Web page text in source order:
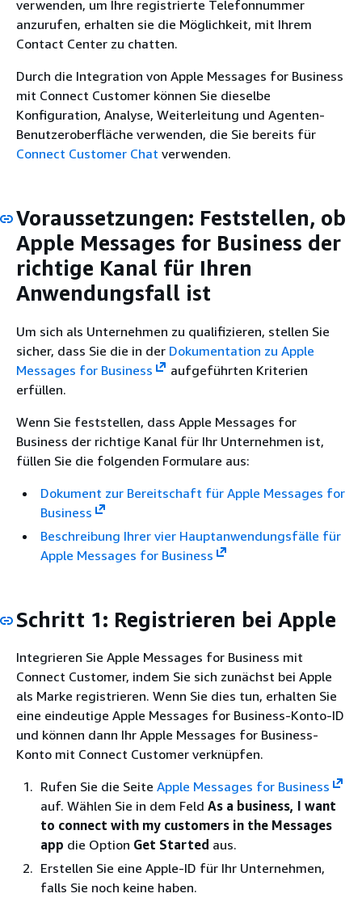
verwenden, um Ihre registrierte Telefonnummer
anzurufen, erhalten sie die Möglichkeit, mit Ihrem
Contact Center zu chatten.
Durch die Integration von Apple Messages for Business
mit Connect Customer können Sie dieselbe
Konfiguration, Analyse, Weiterleitung und Agenten-
Benutzeroberfläche verwenden, die Sie bereits für
Connect Customer Chat verwenden.
Voraussetzungen: Feststellen, ob
Apple Messages for Business der
richtige Kanal für Ihren
Anwendungsfall ist
Um sich als Unternehmen zu qualifizieren, stellen Sie
sicher, dass Sie die in der Dokumentation zu Apple
Messages for Business
aufgeführten Kriterien
erfüllen.
Wenn Sie feststellen, dass Apple Messages for
Business der richtige Kanal für Ihr Unternehmen ist,
füllen Sie die folgenden Formulare aus:
Dokument zur Bereitschaft für Apple Messages for
Business
Beschreibung Ihrer vier Hauptanwendungsfälle für
Apple Messages for Business
Schritt 1: Registrieren bei Apple
Integrieren Sie Apple Messages for Business mit
Connect Customer, indem Sie sich zunächst bei Apple
als Marke registrieren. Wenn Sie dies tun, erhalten Sie
eine eindeutige Apple Messages for Business-Konto-ID
und können dann Ihr Apple Messages for Business-
Konto mit Connect Customer verknüpfen.
Rufen Sie die Seite Apple Messages for Business
auf. Wählen Sie in dem Feld As a business, I want
to connect with my customers in the Messages
app die Option Get Started aus.
Erstellen Sie eine Apple-ID für Ihr Unternehmen,
falls Sie noch keine haben.